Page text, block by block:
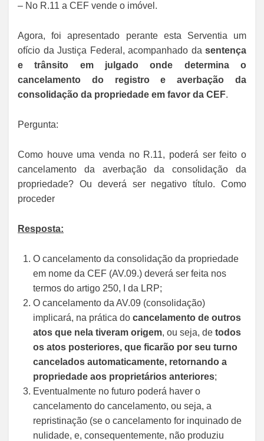
– No R.11 a CEF vende o imóvel.
Agora, foi apresentado perante esta Serventia um
ofício da Justiça Federal, acompanhado da sentença
e trânsito em julgado onde determina o
cancelamento do registro e averbação da
consolidação da propriedade em favor da CEF.
Pergunta:
Como houve uma venda no R.11, poderá ser feito o
cancelamento da averbação da consolidação da
propriedade? Ou deverá ser negativo título. Como
proceder
Resposta:
O cancelamento da consolidação da propriedade
em nome da CEF (AV.09.) deverá ser feita nos
termos do artigo 250, I da LRP;
O cancelamento da AV.09 (consolidação)
implicará, na prática do cancelamento de outros
atos que nela tiveram origem, ou seja, de todos
os atos posteriores, que ficarão por seu turno
cancelados automaticamente, retornando a
propriedade aos proprietários anteriores;
Eventualmente no futuro poderá haver o
cancelamento do cancelamento, ou seja, a
repristinação (se o cancelamento for inquinado de
nulidade, e, consequentemente, não produziu